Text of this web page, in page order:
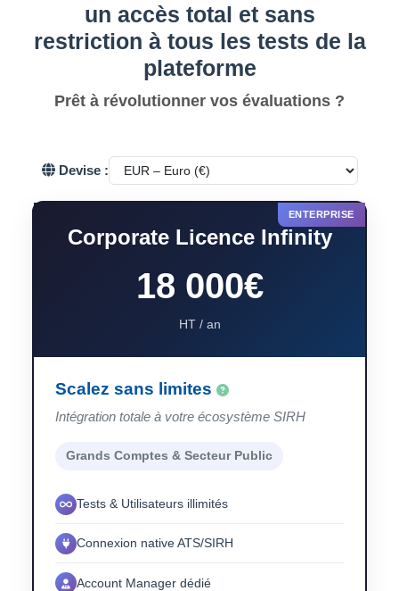
un accès total et sans
restriction à tous les tests de la
plateforme
Prêt à révolutionner vos évaluations ?
Devise :
Corporate Licence Infinity
18 000€
HT / an
Scalez sans limites
Intégration totale à votre écosystème SIRH
Grands Comptes & Secteur Public
Tests & Utilisateurs illimités
Connexion native ATS/SIRH
Account Manager dédié